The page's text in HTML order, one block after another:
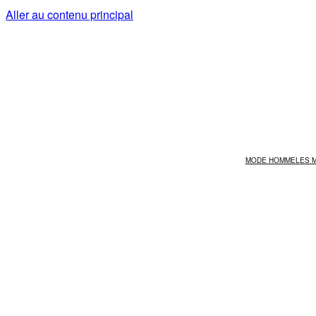
Aller au contenu principal
MODE HOMMELES